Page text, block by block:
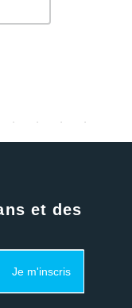
et des
Je m'inscris